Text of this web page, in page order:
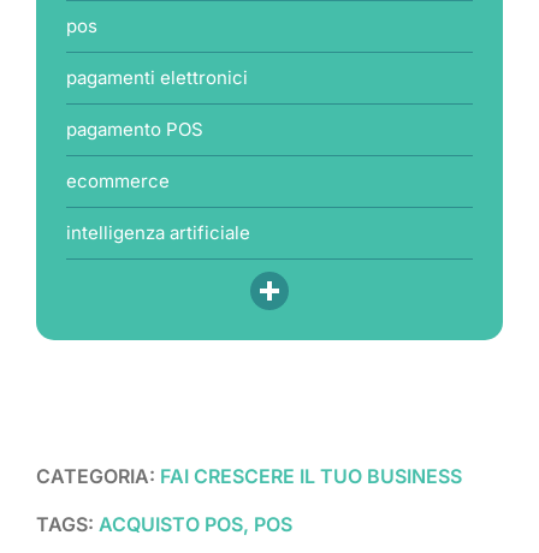
pos
pagamenti elettronici
pagamento POS
ecommerce
intelligenza artificiale
CATEGORIA: FAI CRESCERE IL TUO BUSINESS
TAGS: ACQUISTO POS, POS